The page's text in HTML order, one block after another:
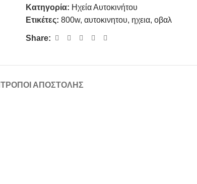
Κατηγορία: Ηχεία Αυτοκινήτου
Ετικέτες: 800w, αυτοκινητου, ηχεια, οβαλ
Share:
ΤΡΌΠΟΙ ΑΠΟΣΤΟΛΉΣ